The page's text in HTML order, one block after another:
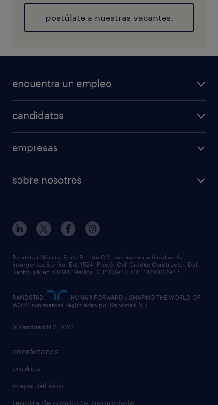
postúlate a nuestras vacantes.
encuentra un empleo
candidatos
empresas
sobre nosotros
contáctanos
cookies
mapa del sitio
reporte de conducta inapropiada
Randstad México, S. de R.L. de C.V. con domicilio fiscal en Av.
Insurgentes Sur No. Ext. 1524- Piso 6, Col. Crédito Constructor, Del.
Benito Juárez, CDMX, México. C.P. 03940. CIF: 14110031947
RANDSTAD,
, HUMAN FORWARD y SHAPING THE WORLD OF
WORK son marcas registradas por Randstad N.V.
© Randstad N.V. 2022